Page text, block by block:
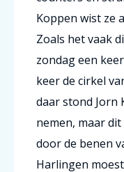
Koppen wist ze
Zoals het vaak
zondag een
keer de cirkel
daar stond Jorn
nemen, maar dit
door de benen
Harlingen